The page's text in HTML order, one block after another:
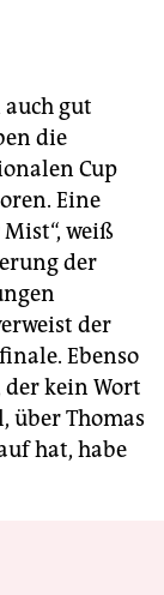
gut
die
Cup
Eine
weiß
der
der
Ebenso
kein Wort
über Thomas
hat, habe